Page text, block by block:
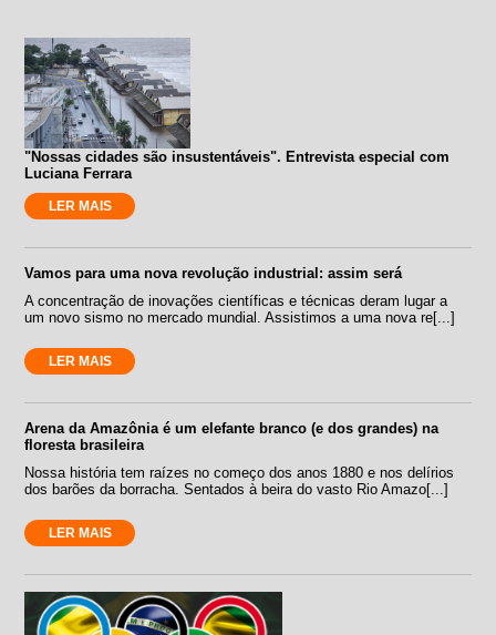
"Nossas cidades são insustentáveis". Entrevista especial com
Luciana Ferrara
LER MAIS
Vamos para uma nova revolução industrial: assim será
A concentração de inovações científicas e técnicas deram lugar a
um novo sismo no mercado mundial. Assistimos a uma nova re[...]
LER MAIS
Arena da Amazônia é um elefante branco (e dos grandes) na
floresta brasileira
Nossa história tem raízes no começo dos anos 1880 e nos delírios
dos barões da borracha. Sentados à beira do vasto Rio Amazo[...]
LER MAIS